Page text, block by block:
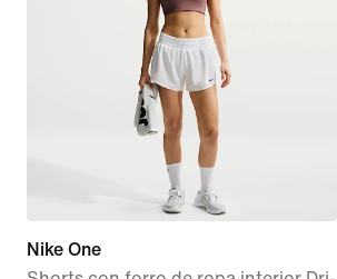
Nike One